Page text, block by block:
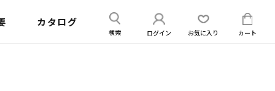
カタログ
検索
ログイン
ログイン お気に入り カート
信